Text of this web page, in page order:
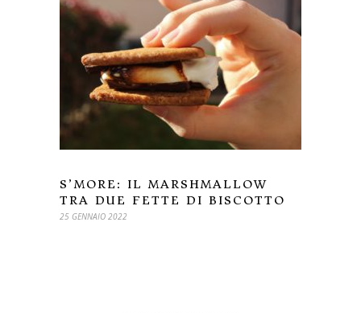
S’MORE: IL MARSHMALLOW
TRA DUE FETTE DI BISCOTTO
25 GENNAIO 2022